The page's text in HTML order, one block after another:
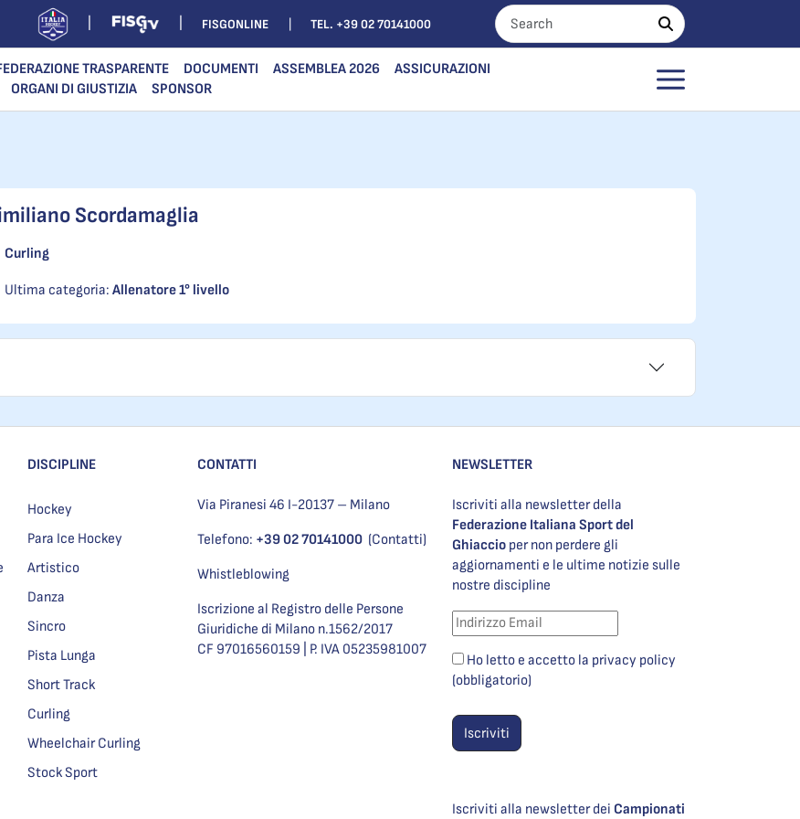
FISGONLINE TEL. +39 02 70141000
TRASPARENTE DOCUMENTI ASSEMBLEA 2026
ASSICURAZIONI
ORGANI DI GIUSTIZIA SPONSOR
Scordamaglia
Curling
Ultima categoria:Allenatore 1° livello
DISCIPLINE
Hockey
Para Ice Hockey
Artistico
Danza
Sincro
Pista Lunga
Short Track
Curling
Wheelchair Curling
Stock Sport
CONTATTI
Via Piranesi 46 I-20137 – Milano
Telefono: +39 02 70141000 (Contatti)
Whistleblowing
Iscrizione al Registro delle Persone
Giuridiche di Milano n.1562/2017
CF 97016560159 | P. IVA 05235981007
NEWSLETTER
Iscriviti alla newsletter della
Federazione Italiana Sport del
Ghiaccio per non perdere gli
aggiornamenti e le ultime notizie sulle
nostre discipline
Ho letto e accetto la privacy policy
(obbligatorio)
Iscriviti alla newsletter dei Campionati